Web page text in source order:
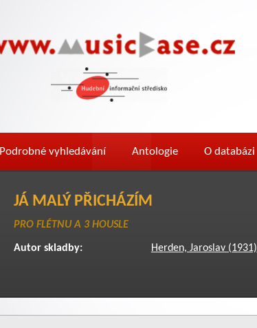
Podrobné vyhledávání Antologie O databázi
JÁ MALÝ PŘICHÁZÍM
PRO FLÉTNU A 3 HOUSLE
Autor skladby: Herden, Jaroslav (1931)